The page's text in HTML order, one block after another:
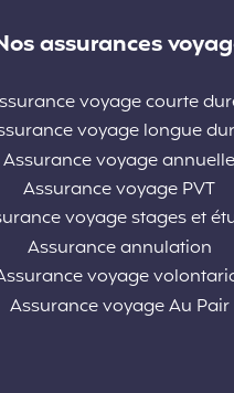
assurances
voyage courte
voyage longue
Assurance voyage annuelle
Assurance voyage PVT
voyage stages et
Assurance annulation
voyage
Assurance voyage Au Pair